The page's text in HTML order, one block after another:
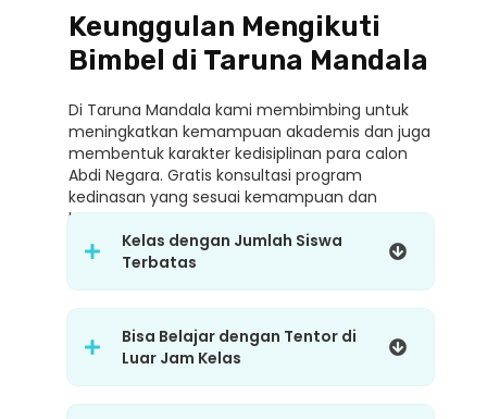
Keunggulan Mengikuti
Bimbel di Taruna Mandala
Di Taruna Mandala kami membimbing untuk
meningkatkan kemampuan akademis dan juga
membentuk karakter kedisiplinan para calon
Abdi Negara. Gratis konsultasi program
kedinasan yang sesuai kemampuan dan
karakter.
Kelas dengan Jumlah Siswa
Terbatas
Bisa Belajar dengan Tentor di
Luar Jam Kelas